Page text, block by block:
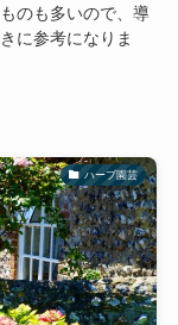
のも多いので、導
に参考になりま
ハーブ園芸